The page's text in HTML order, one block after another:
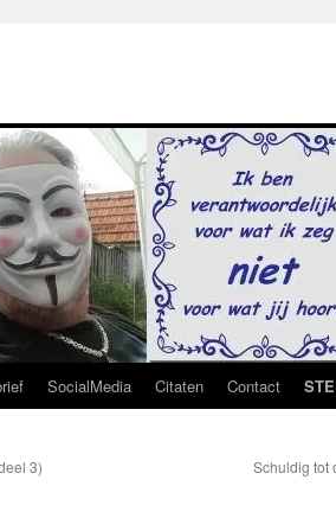
SocialMedia Citaten Contact
3) Schuldig tot